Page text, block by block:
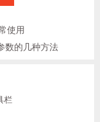
使用
数的几种方法
栏